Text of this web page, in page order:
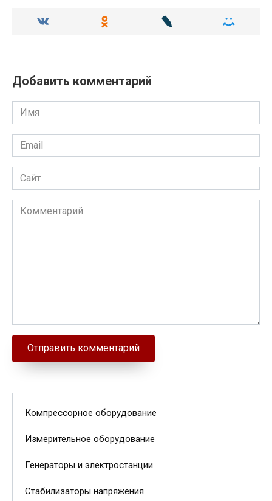
Добавить комментарий
Имя
Email
Сайт
Комментарий
Компрессорное оборудование
Измерительное оборудование
Генераторы и электростанции
Стабилизаторы напряжения